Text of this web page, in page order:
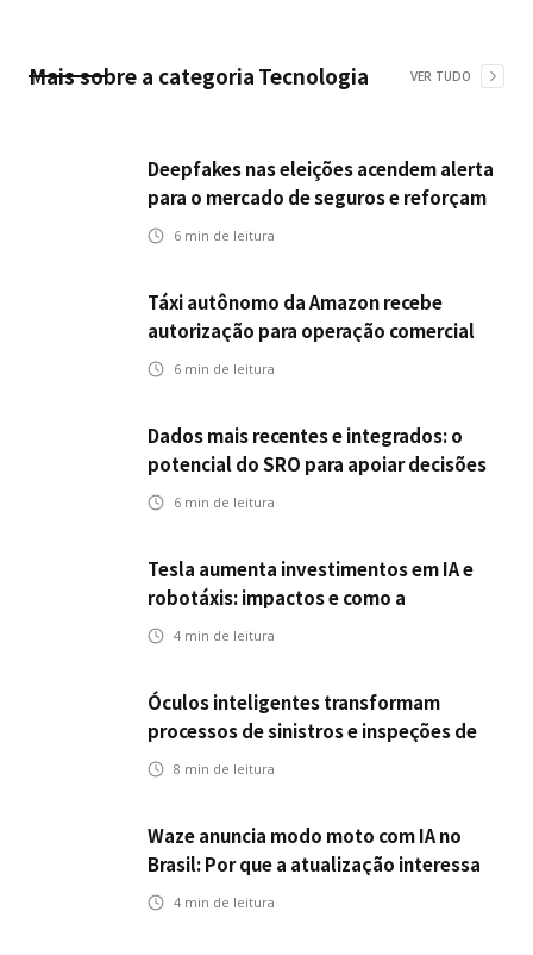
Mais sobre a categoria Tecnologia VER TUDO
Deepfakes nas eleições acendem alerta
para o mercado de seguros e reforçam
desafios da inteligência artificial
6 min de leitura
Táxi autônomo da Amazon recebe
autorização para operação comercial
nos EUA: como a circulação desses
6 min de leitura
Dados mais recentes e integrados: o
potencial do SRO para apoiar decisões
nas seguradoras
6 min de leitura
Tesla aumenta investimentos em IA e
robotáxis: impactos e como a
mobilidade autônoma transforma o
4 min de leitura
Óculos inteligentes transformam
processos de sinistros e inspeções de
seguros
8 min de leitura
Waze anuncia modo moto com IA no
Brasil: Por que a atualização interessa
ao mercado segurador?
4 min de leitura